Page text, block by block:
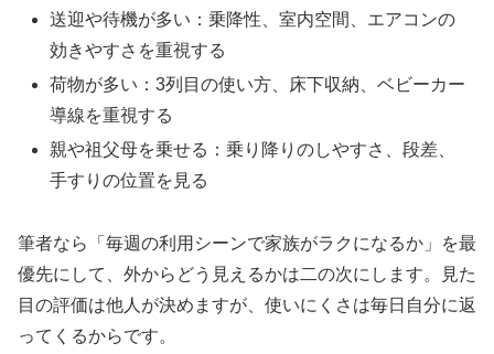
送迎や待機が多い：乗降性、室内空間、エアコンの
効きやすさを重視する
荷物が多い：3列目の使い方、床下収納、ベビーカー
導線を重視する
親や祖父母を乗せる：乗り降りのしやすさ、段差、
手すりの位置を見る
筆者なら「毎週の利用シーンで家族がラクになるか」を最
優先にして、外からどう見えるかは二の次にします。見た
目の評価は他人が決めますが、使いにくさは毎日自分に返
ってくるからです。